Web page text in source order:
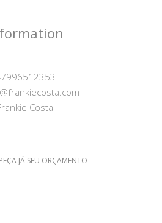
Costa
JÁ SEU ORÇAMENTO